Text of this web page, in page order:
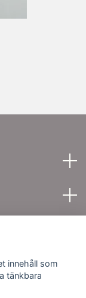
innehåll som
tänkbara